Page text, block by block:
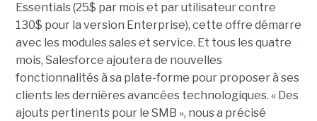
Essentials (25$ par mois et par utilisateur contre
130$ pour la version Enterprise), cette offre démarre
avec les modules sales et service. Et tous les quatre
mois, Salesforce ajoutera de nouvelles
fonctionnalités à sa plate-forme pour proposer à ses
clients les dernières avancées technologiques. « Des
ajouts pertinents pour le SMB », nous a précisé